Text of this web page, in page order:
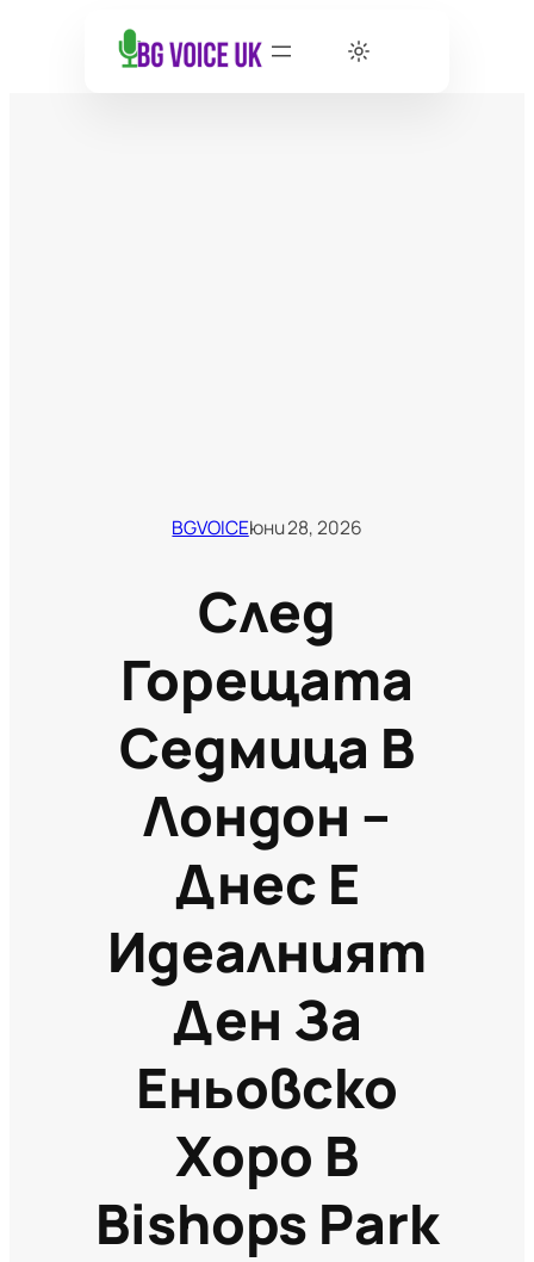
BGVOICEюни 28, 2026
След
Горещата
Седмица В
Лондон –
Днес Е
Идеалният
Ден За
Еньовско
Хоро В
Bishops Park